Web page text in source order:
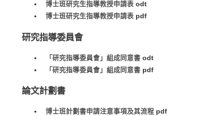
博士班研究生指導教授申請表 odt
博士班研究生指導教授申請表 pdf
研究指導委員會
「研究指導委員會」組成同意書 odt
「研究指導委員會」組成同意書 pdf
論文計劃書
博士班計劃書申請注意事項及其流程 pdf